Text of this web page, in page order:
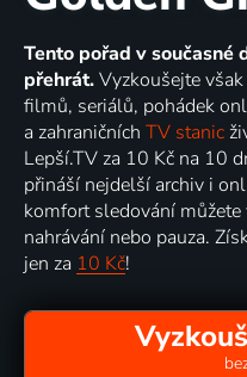
Tento pořad v současné
přehrát.Vyzkoušejte
filmů, seriálů, pohádek
a zahraničních TV stanic
Lepší.TV za 10 Kč na 10
přináší nejdelší archiv i
komfort sledování
nahrávání nebo pauza.
jen za 10 Kč!